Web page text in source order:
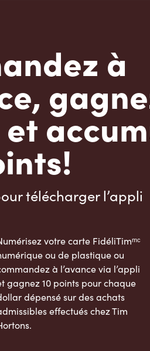
à
télécharger l’appli
votre carte FidéliTimᵐᶜ
ou de plastique ou
à l’avance via l’appli
gagnez 10 points pour chaque
dépensé sur des achats
effectués chez Tim